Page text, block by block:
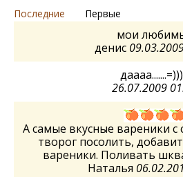
Последние Первые
мои
денис
26.07.2009
А самые вкусные вареники
творог посолить,
вареники. Поливать
Наталья